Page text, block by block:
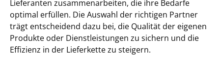
Lieferanten zusammenarbeiten, die ihre Bedarfe
optimal erfüllen. Die Auswahl der richtigen Partner
trägt entscheidend dazu bei, die Qualität der eigenen
Produkte oder Dienstleistungen zu sichern und die
Effizienz in der Lieferkette zu steigern.